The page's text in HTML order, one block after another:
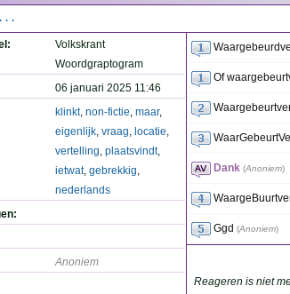
Volkskrant
Woordgraptogram
06 januari 2025 11:46
klinkt, non-fictie, maar,
eigenlijk, vraag, locatie,
vertelling, plaatsvindt,
ietwat, gebrekkig,
nederlands
Anoniem
Of
Dank (Anoniem)
Ggd (Anoniem)
Reageren is niet